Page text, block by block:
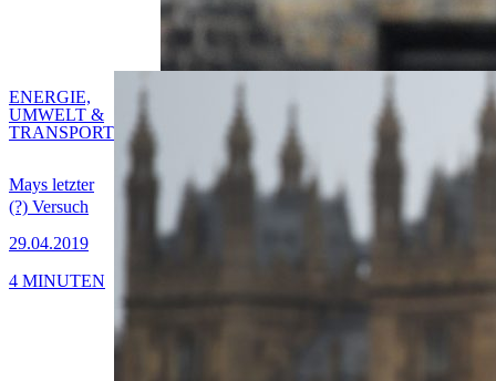
Mays letzter
(?) Versuch
29.04.2019
ENERGIE,
UMWELT &
TRANSPORT
4 MINUTEN